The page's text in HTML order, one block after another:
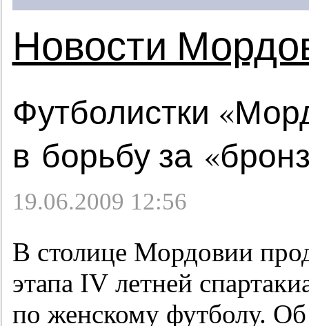
Новости
Футболистки
в борьбу за
19.06.2009 12:56
В столице Мордовии
этапа IV летней
по женскому футболу.